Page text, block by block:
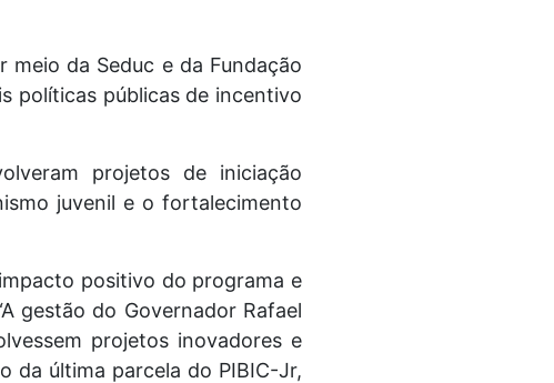
da Seduc e da Fundação
políticas públicas de incentivo
projetos de iniciação
juvenil e o fortalecimento
positivo do programa e
gestão do Governador Rafael
projetos inovadores e
da última parcela do PIBIC-Jr,